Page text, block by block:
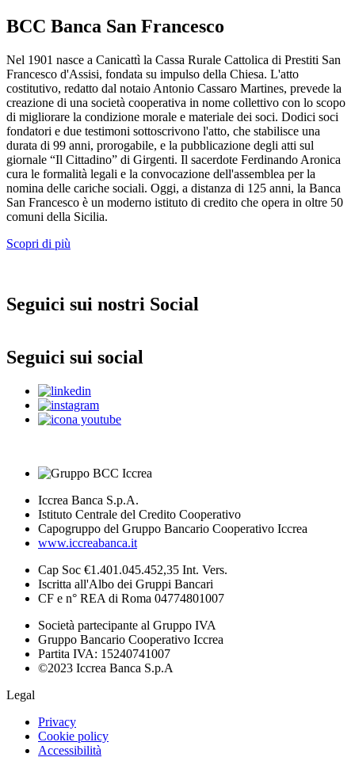
BCC Banca San Francesco
Nel 1901 nasce a Canicattì la Cassa Rurale Cattolica di Prestiti San
Francesco d'Assisi, fondata su impulso della Chiesa. L'atto
costitutivo, redatto dal notaio Antonio Cassaro Martines, prevede la
creazione di una società cooperativa in nome collettivo con lo scopo
di migliorare la condizione morale e materiale dei soci. Dodici soci
fondatori e due testimoni sottoscrivono l'atto, che stabilisce una
durata di 99 anni, prorogabile, e la pubblicazione degli atti sul
giornale “Il Cittadino” di Girgenti. Il sacerdote Ferdinando Aronica
cura le formalità legali e la convocazione dell'assemblea per la
nomina delle cariche sociali. Oggi, a distanza di 125 anni, la Banca
San Francesco è un moderno istituto di credito che opera in oltre 50
comuni della Sicilia.
Scopri di più
Seguici sui nostri Social
Seguici sui social
Iccrea Banca S.p.A.
Istituto Centrale del Credito Cooperativo
Capogruppo del Gruppo Bancario Cooperativo Iccrea
www.iccreabanca.it
Cap Soc €1.401.045.452,35 Int. Vers.
Iscritta all'Albo dei Gruppi Bancari
CF e n° REA di Roma 04774801007
Società partecipante al Gruppo IVA
Gruppo Bancario Cooperativo Iccrea
Partita IVA: 15240741007
©2023 Iccrea Banca S.p.A
Legal
Privacy
Cookie policy
Accessibilità